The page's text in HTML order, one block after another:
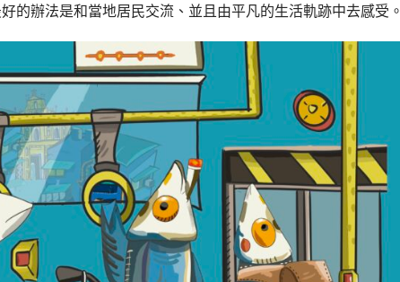
的辦法是和當地居民交流、並且由平凡的生活軌跡中去感受。